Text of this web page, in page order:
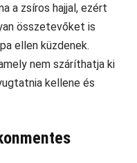
a zsíros hajjal, ezért
összetevőket is
ellen küzdenek.
nem száríthatja ki
kellene és